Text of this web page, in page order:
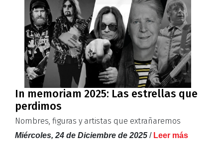
In memoriam 2025: Las estrellas que
perdimos
Nombres, figuras y artistas que extrañaremos
Miércoles, 24 de Diciembre de 2025 / Leer más